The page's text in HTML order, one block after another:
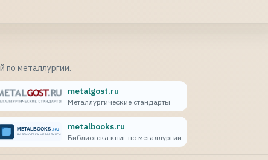
по металлургии.
metalgost.ru
Металлургические стандарты
metalbooks.ru
Библиотека книг по металлургии